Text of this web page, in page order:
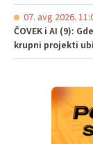
07. avg 2026.
ČOVEK i AI (9):
krupni projekti